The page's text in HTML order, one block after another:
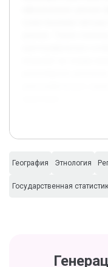
География Этнология
Государственная